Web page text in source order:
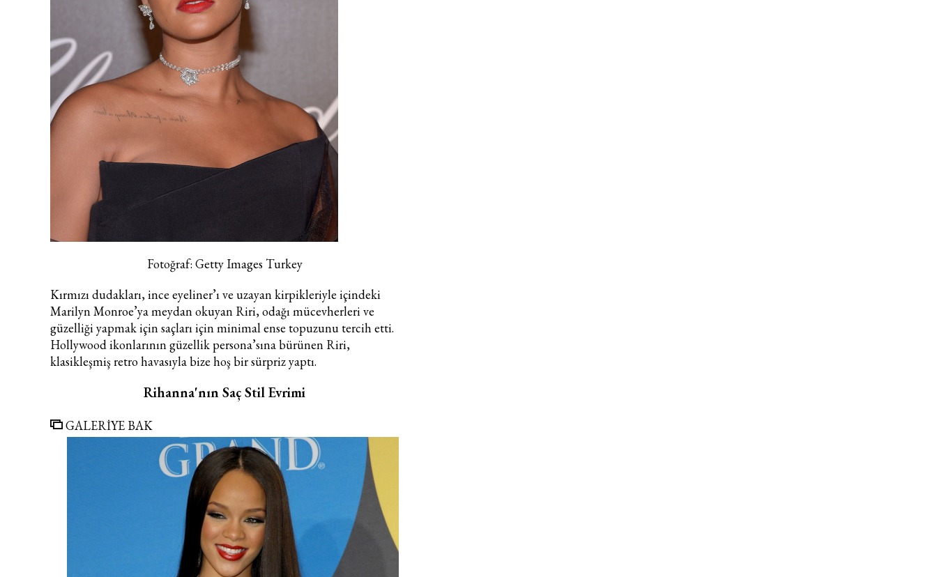
Turkuvaz Haberleşme ve Yayıncılık A.Ş. tarafından
https://vogue.com.tr/
ürün ve hizmetlere ilişkin reklam, tanıtım, pazarlama ve
kutlama/ temenni amaçlı her türlü e-bülten/ ticari
elektronik ileti gönderiminin e-posta yoluyla tarafıma
yapılmasına onay ve bu kapsamda/ amaçla ad/ soyad
ve e-posta adresi verilerimin işlenmesine açık rıza
veriyorum.
Fotoğraf: Getty Images Turkey
Kırmızı dudakları, ince eyeliner’ı ve uzayan kirpikleriyle içindeki
Marilyn Monroe’ya meydan okuyan Riri, odağı mücevherleri ve
güzelliği yapmak için saçları içinminimal ense topuzunutercih etti.
Hollywood ikonlarının güzellik persona’sına bürünen Riri,
klasikleşmiş retro havasıyla bize hoş bir sürpriz yaptı.
Rihanna'nın Saç Stil Evrimi
GALERİYE BAK